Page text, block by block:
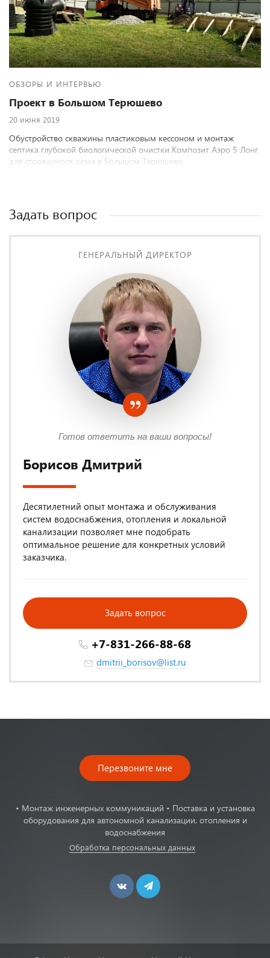
ОБЗОРЫ И ИНТЕРВЬЮ
Проект в Большом Терюшево
20 июня 2019
Обустройство скважины пластиковым кессоном и монтаж
септика глубокой биологической очистки Композит Аэро 5 Лонг
для строящегося дома в Большом Терюшево.
Задать вопрос
ГЕНЕРАЛЬНЫЙ ДИРЕКТОР
Готов ответить на ваши вопросы!
Борисов Дмитрий
Десятилетний опыт монтажа и обслуживания
систем водоснабжения, отопления и локальной
канализации позволяет мне подобрать
оптимальное решение для конкретных условий
заказчика.
Задать вопрос
+7-831-266-88-68
dmitrii_borisov@list.ru
Перезвоните мне
• Монтаж инженерных коммуникаций • Поставка и установка
оборудования для автономной канализации, отопления и
водоснабжения
Обработка персональных данных